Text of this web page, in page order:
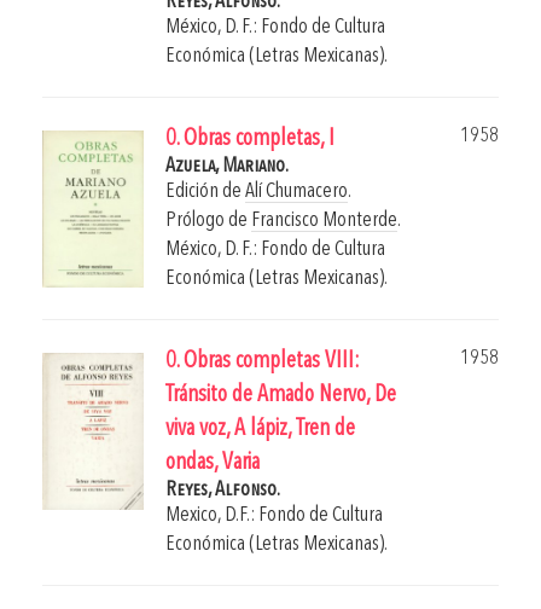
México, D. F.: Fondo de Cultura
Económica (Letras Mexicanas).
0. Obras completas, I
1958
Azuela, Mariano.
Edición de Alí Chumacero.
Prólogo de Francisco Monterde.
México, D. F.: Fondo de Cultura
Económica (Letras Mexicanas).
0. Obras completas VIII:
Tránsito de Amado Nervo, De
viva voz, A lápiz, Tren de
ondas, Varia
1958
Reyes, Alfonso.
Mexico, D.F.: Fondo de Cultura
Económica (Letras Mexicanas).